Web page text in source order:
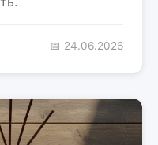
📅 24.06.2026